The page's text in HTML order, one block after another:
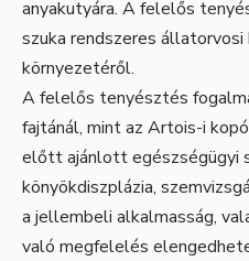
anyakutyára. A felelős
szuka rendszeres
környezetéről.
A felelős tenyésztés
fajtánál, mint az Artois-i
előtt ajánlott egészségügyi
könyökdiszplázia,
a jellembeli alkalmasság,
való megfelelés